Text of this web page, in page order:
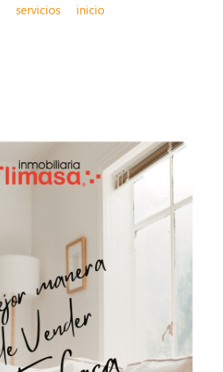
servicios inicio